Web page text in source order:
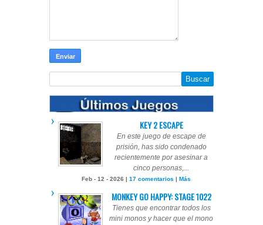
KEY 2 ESCAPE
En este juego de escape de
prisión, has sido condenado
recientemente por asesinar a
cinco personas,...
Feb - 12 - 2026 | 17 comentarios | Más
MONKEY GO HAPPY: STAGE 1022
Tienes que encontrar todos los
mini monos y hacer que el mono